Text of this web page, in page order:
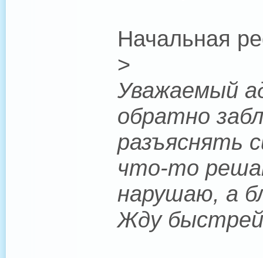
Начальная
>
Уважаемый
обратно
разъяснять
что-то
нарушаю, а
Жду